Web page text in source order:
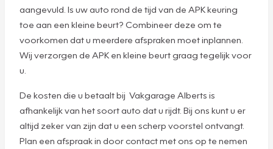
aangevuld. Is uw auto rond de tijd van de APK keuring
toe aan een kleine beurt? Combineer deze om te
voorkomen dat u meerdere afspraken moet inplannen.
Wij verzorgen de APK en kleine beurt graag tegelijk voor
u.
De kosten die u betaalt bij Vakgarage Alberts is
afhankelijk van het soort auto dat u rijdt. Bij ons kunt u er
altijd zeker van zijn dat u een scherp voorstel ontvangt.
Plan een afspraak in door contact met ons op te nemen